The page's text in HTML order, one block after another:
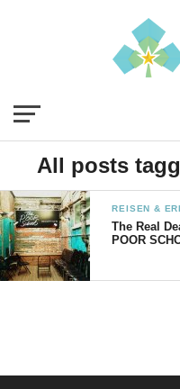
All posts
REISEN &
The Real
POOR